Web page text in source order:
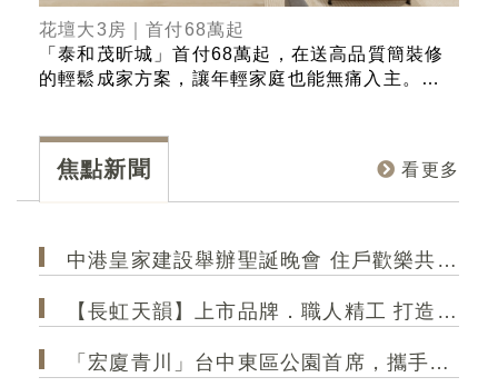
花壇大3房｜首付68萬起
「泰和茂昕城」首付68萬起，在送高品質簡裝修
的輕鬆成家方案，讓年輕家庭也能無痛入主。產
家，更是直接升級一個高品質、高採光、高效率
的精緻生活！
焦點新聞 看更多
中港皇家建設舉辦聖誕晚會 住戶歡樂共聚 極光大2房成菁英首選
【長虹天韻】上市品牌．職人精工 打造港區 高規格精品建築
「宏廈青川」台中東區公園首席，攜手35年甲級營造，打造2房2衛新作